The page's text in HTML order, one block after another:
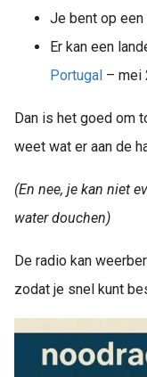
Je bent op
Er kan een
Portugal – mei
Dan is het goed om
weet wat er aan de
(En nee, je kan niet
water douchen)
De radio kan
zodat je snel kunt